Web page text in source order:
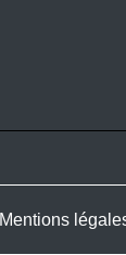
Mentions